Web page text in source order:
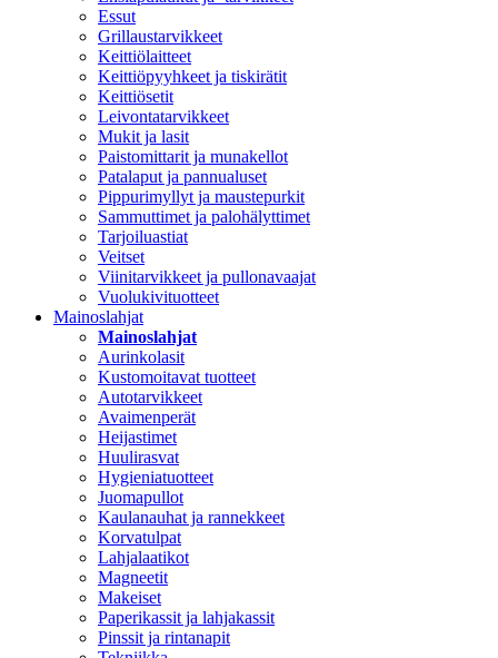
Essut
Grillaustarvikkeet
Keittiölaitteet
Keittiöpyyhkeet ja tiskirätit
Keittiösetit
Leivontatarvikkeet
Mukit ja lasit
Paistomittarit ja munakellot
Patalaput ja pannualuset
Pippurimyllyt ja maustepurkit
Sammuttimet ja palohälyttimet
Tarjoiluastiat
Veitset
Viinitarvikkeet ja pullonavaajat
Vuolukivituotteet
Mainoslahjat
Mainoslahjat
Aurinkolasit
Kustomoitavat tuotteet
Autotarvikkeet
Avaimenperät
Heijastimet
Huulirasvat
Hygieniatuotteet
Juomapullot
Kaulanauhat ja rannekkeet
Korvatulpat
Lahjalaatikot
Magneetit
Makeiset
Paperikassit ja lahjakassit
Pinssit ja rintanapit